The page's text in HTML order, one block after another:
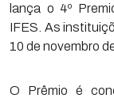
lança o 4º
IFES. As
10 de novembro
O Prêmio é